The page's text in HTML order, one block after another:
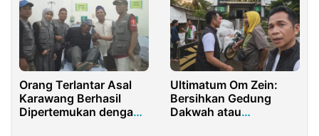
Orang Terlantar Asal
Karawang Berhasil
Dipertemukan dengan
Ultimatum Om Zein:
Bersihkan Gedung
Dakwah atau